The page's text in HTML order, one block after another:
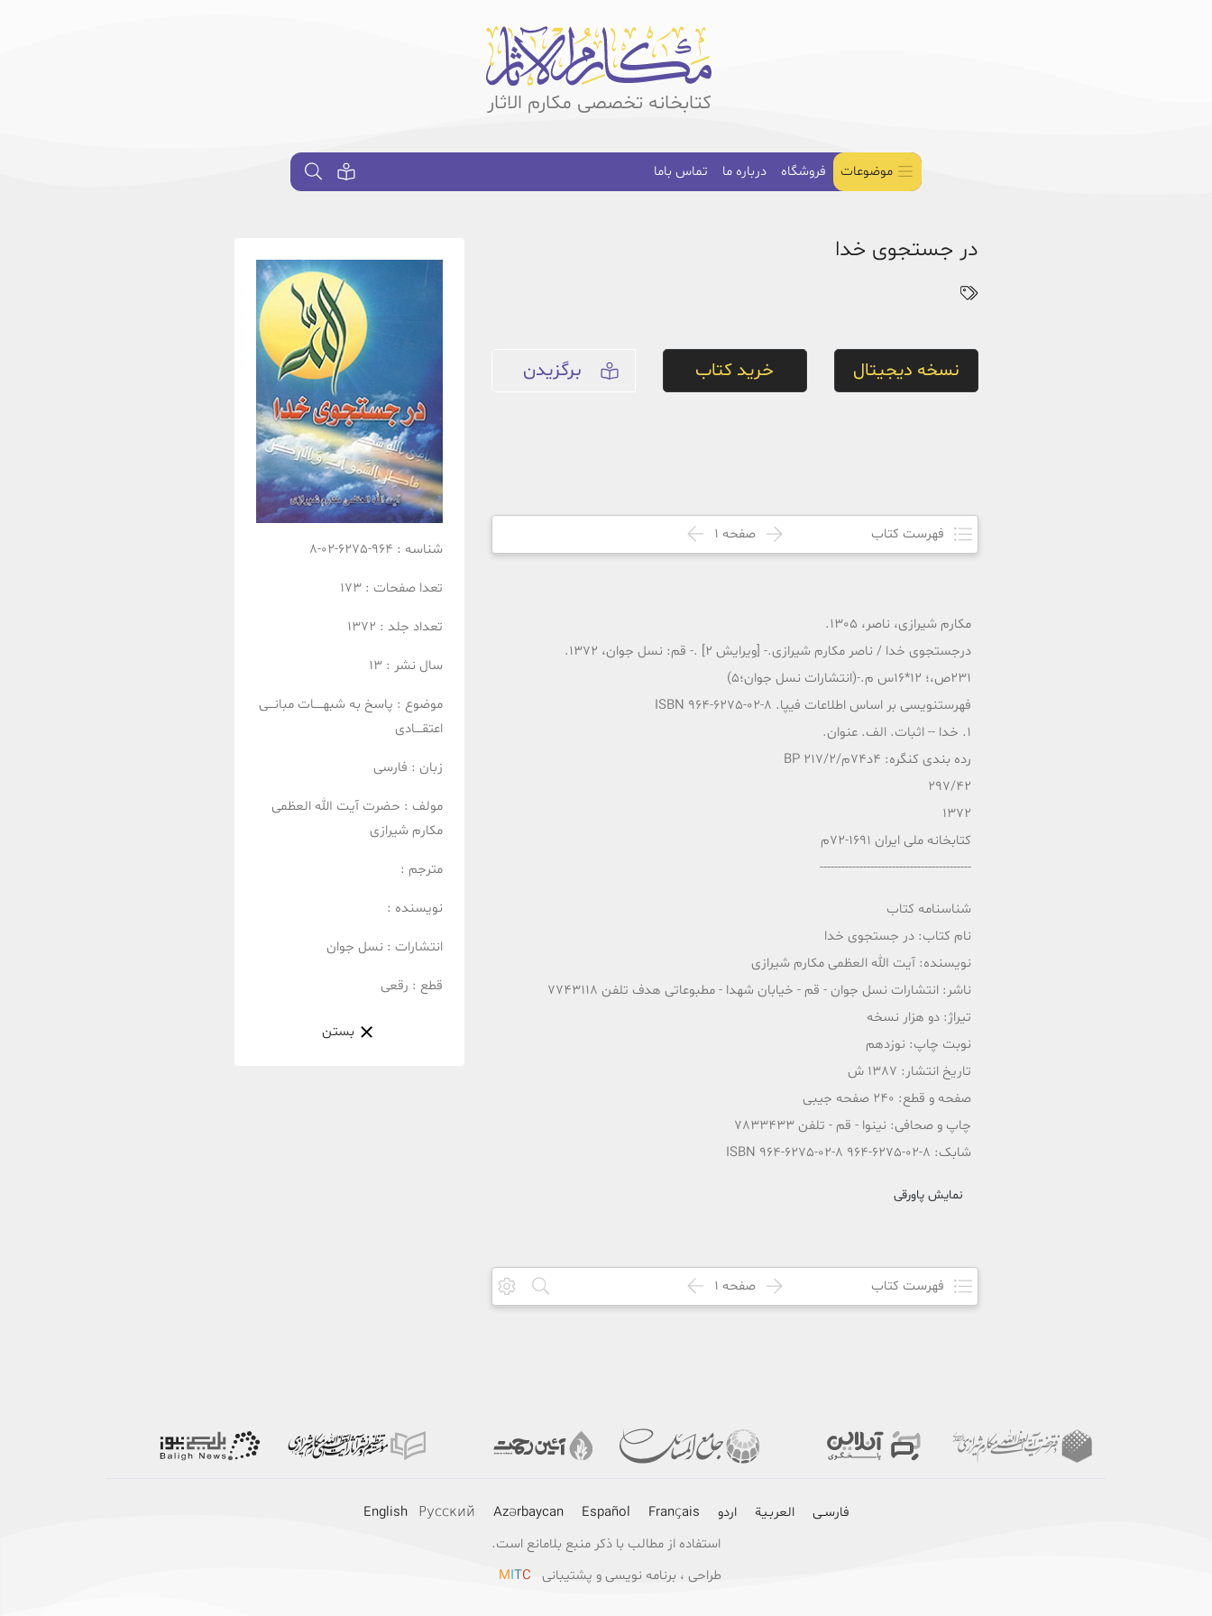
کتابخانه تخصصی مکارم الاثار
موضوعات فروشگاه درباره ما تماس باما
در جستجوی خدا
نسخه دیجیتال خرید کتاب برگزیدن
فهرست کتاب صفحه 1
مکارم شیرازی، ناصر، 1305.
درجستجوی خدا / ناصر مکارم شیرازی.- [ویرایش 2] .- قم: نسل جوان، 1372.
231ص،؛ 12*16س م.-(انتشارات نسل جوان؛5)
فهرستنویسی بر اساس اطلاعات فیپا. ISBN 964-6275-02-8
1. خدا -- اثبات. الف. عنوان.
رده بندی کنگره: 4د74م/217/2 BP
297/42
1372
کتابخانه ملی ایران 1691-72م
------------------------------------------
شناسنامه کتاب
نام کتاب: در جستجوی خدا
نویسنده: آیت الله العظمی مکارم شیرازی
ناشر: انتشارات نسل جوان - قم - خیابان شهدا - مطبوعاتی هدف تلفن 7743118
تیراژ: دو هزار نسخه
نوبت چاپ: نوزدهم
تاریخ انتشار: 1387 ش
صفحه و قطع: 240 صفحه جیبی
چاپ و صحافی: نینوا - قم - تلفن 7833433
شابک: 8-02-6275-964 ISBN 964-6275-02-8
نمایش پاورقی
فهرست کتاب صفحه 1
شناسه : 964-6275-02-8
تعدا صفحات :173
تعداد جلد : 1372
سال نشر :13
موضوع : پاسخ به شبهـــــات مبانـــی
اعتقــــادی
زبان : فارسی
مولف : حضرت آیت الله العظمی
مکارم شیرازی
مترجم :
نویسنده :
انتشارات : نسل جوان
قطع : رقعی
بستن
فارسـی العربـیة اردو Français
Español
Azərbaycan
Русский
English
استفاده از مطالب با ذکر منبع بلامانع است.
طراحی ، برنامه نویسی و پشتیبانی
MITC